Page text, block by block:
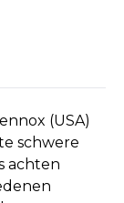
(USA)
schwere
achten